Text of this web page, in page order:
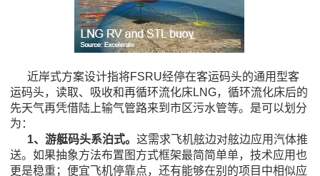
近岸式方案设计指将FSRU经停在客运码头的通用型客
运码头，读取、吸收和再循环流化床LNG，循环流化床后的
先天气再凭借陆上输气管路来到市区污水管等。是可以划分
为：
1、游艇码头系泊式。这需求飞机舷边对舷边应用汽体推
送。如果抽象方法布置图方式框架最简简单单，技术应用也
更是稳重；便宜飞机停靠点，还有能够在别的项目中相似应